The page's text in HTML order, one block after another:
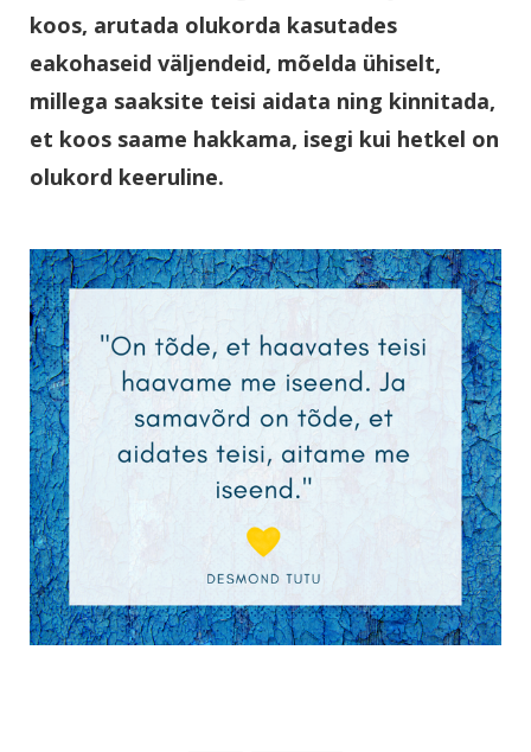
koos, arutada olukorda kasutades
eakohaseid väljendeid, mõelda ühiselt,
millega saaksite teisi aidata ning kinnitada,
et koos saame hakkama, isegi kui hetkel on
olukord keeruline.